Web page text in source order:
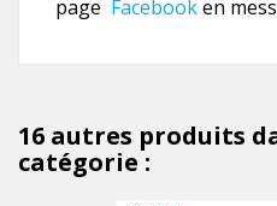
page Facebooken
16 autres produits
catégorie :